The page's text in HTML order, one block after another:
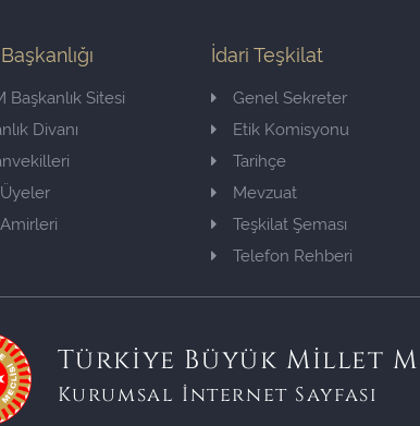
Başkanlık Sitesi
Divanı
İdari Teşkilat
Genel Sekreter
Etik Komisyonu
Tarihçe
Mevzuat
Teşkilat Şeması
Telefon Rehberi
Türkiye Büyük Millet
Kurumsal İnternet Sayfası